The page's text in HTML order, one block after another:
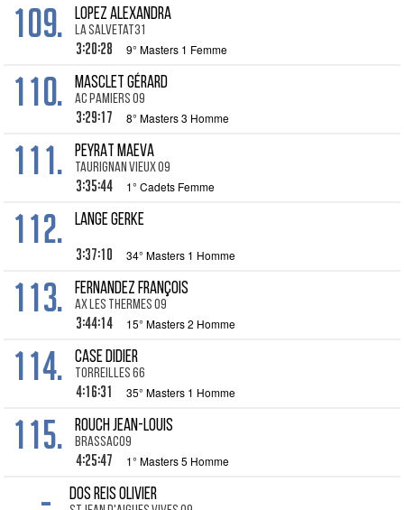
109. LOPEZ Alexandra
La Salvetat31
3:20:28 9° Masters 1 Femme
110. MASCLET Gérard
AC Pamiers 09
3:29:17 8° Masters 3 Homme
111. PEYRAT Maeva
Taurignan Vieux 09
3:35:44 1° Cadets Femme
112. LANGE Gerke
3:37:10 34° Masters 1 Homme
113. FERNANDEZ François
Ax les Thermes 09
3:44:14 15° Masters 2 Homme
114. CASE Didier
Torreilles 66
4:16:31 35° Masters 1 Homme
115. ROUCH Jean-Louis
Brassac09
4:25:47 1° Masters 5 Homme
DOS REIS Olivier